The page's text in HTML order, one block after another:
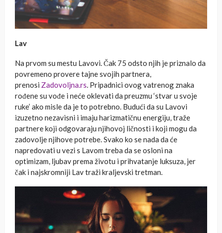
Lav
Na prvom su mestu Lavovi. Čak 75 odsto njih je priznalo da
povremeno provere tajne svojih partnera,
prenosi Zadovoljna.rs. Pripadnici ovog vatrenog znaka
rođene su vođe i neće oklevati da preuzmu ‘stvar u svoje
ruke’ ako misle da je to potrebno. Budući da su Lavovi
izuzetno nezavisni i imaju harizmatičnu energiju, traže
partnere koji odgovaraju njihovoj ličnosti i koji mogu da
zadovolje njihove potrebe. Svako ko se nada da će
napredovati u vezi s Lavom treba da se osloni na
optimizam, ljubav prema životu i prihvatanje luksuza, jer
čak i najskromniji Lav traži kraljevski tretman.